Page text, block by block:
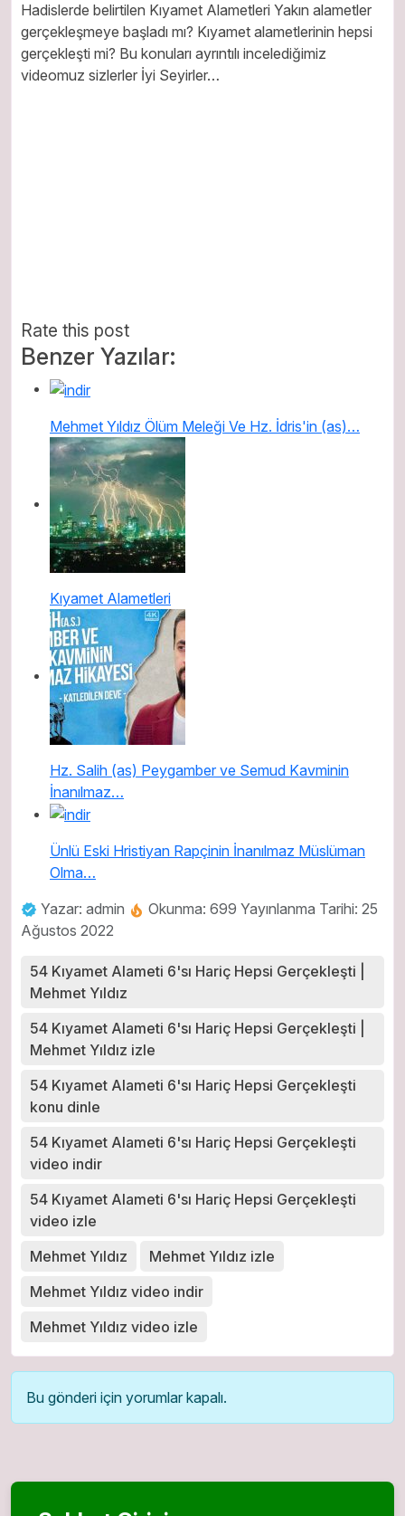
Hadislerde belirtilen Kıyamet Alametleri Yakın alametler
gerçekleşmeye başladı mı? Kıyamet alametlerinin hepsi
gerçekleşti mi? Bu konuları ayrıntılı incelediğimiz
videomuz sizlerler İyi Seyirler…
Rate this post
Benzer Yazılar:
Mehmet Yıldız Ölüm Meleği Ve Hz. İdris'in (as)…
Kıyamet Alametleri
Hz. Salih (as) Peygamber ve Semud Kavminin
İnanılmaz…
Ünlü Eski Hristiyan Rapçinin İnanılmaz Müslüman
Olma…
Yazar: admin
Okunma: 699 Yayınlanma Tarihi: 25
Ağustos 2022
54 Kıyamet Alameti 6'sı Hariç Hepsi Gerçekleşti |
Mehmet Yıldız
54 Kıyamet Alameti 6'sı Hariç Hepsi Gerçekleşti |
Mehmet Yıldız izle
54 Kıyamet Alameti 6'sı Hariç Hepsi Gerçekleşti
konu dinle
54 Kıyamet Alameti 6'sı Hariç Hepsi Gerçekleşti
video indir
54 Kıyamet Alameti 6'sı Hariç Hepsi Gerçekleşti
video izle
Mehmet Yıldız
Mehmet Yıldız izle
Mehmet Yıldız video indir
Mehmet Yıldız video izle
Bu gönderi için yorumlar kapalı.